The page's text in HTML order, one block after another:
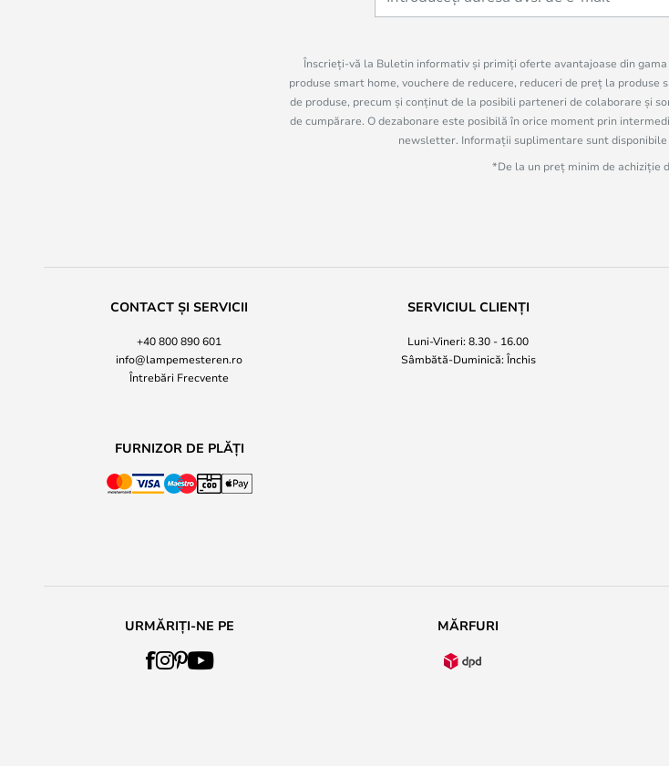
Înscrieți-vă la Buletin informativ și primiți oferte avantajoase din
produse smart home, vouchere de reducere, reduceri de preț la
de produse, precum și conținut de la posibili parteneri de colaborare și
de cumpărare. O dezabonare este posibilă în orice moment prin
newsletter. Informații suplimentare sunt disponibile
*De la un preț minim de achiziție
CONTACT ȘI SERVICII
+40 800 890 601
info@lampemesteren.ro
Întrebări Frecvente
SERVICIUL CLIENȚI
Luni-Vineri: 8.30 - 16.00
Sâmbătă-Duminică: Închis
FURNIZOR DE PLĂȚI
URMĂRIȚI-NE PE MĂRFURI